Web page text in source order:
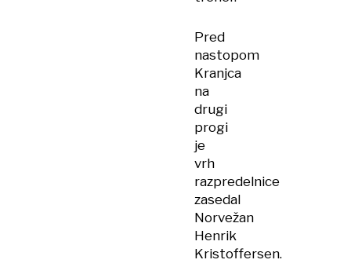
Pred
nastopom
Kranjca
na
drugi
progi
je
vrh
razpredelnice
zasedal
Norvežan
Henrik
Kristoffersen.